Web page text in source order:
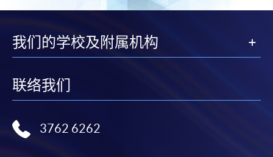
我们的学校及附属机构
联络我们
3762 6262